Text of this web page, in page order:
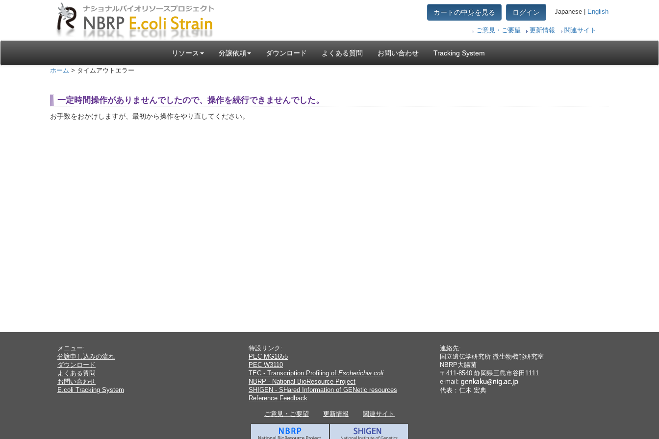
カートの中身を見る ログイン Japanese | English
ご意見・ご要望 更新情報 関連サイト
リソース 分譲依頼 ダウンロード よくある質問 お問い合わせ Tracking System
ホーム > タイムアウトエラー
一定時間操作がありませんでしたので、操作を続行できませんでした。
お手数をおかけしますが、最初から操作をやり直してください。
メニュー:
分譲申し込みの流れ
ダウンロード
よくある質問
お問い合わせ
E.coli Tracking System
特設リンク:
PEC MG1655
PEC W3110
TEC - Transcription Profiling of Escherichia coli
NBRP - National BioResource Project
SHIGEN - SHared Information of GENetic resources
Reference Feedback
連絡先:
国立遺伝学研究所 微生物機能研究室
NBRP大腸菌
〒411-8540 静岡県三島市谷田1111
e-mail:
代表：仁木 宏典
ご意見・ご要望 更新情報 関連サイト